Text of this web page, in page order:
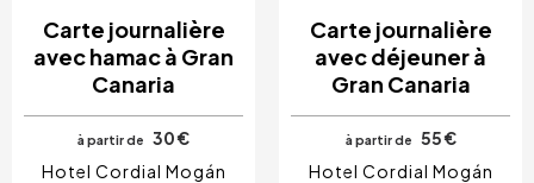
Carte journalière
avec hamac à Gran
Canaria
à partir de
30 €
Hotel Cordial Mogán
Carte journalière
avec déjeuner à
Gran Canaria
à partir de
55 €
Hotel Cordial Mogán